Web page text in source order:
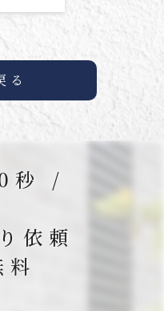
る
秒 /
依頼
料